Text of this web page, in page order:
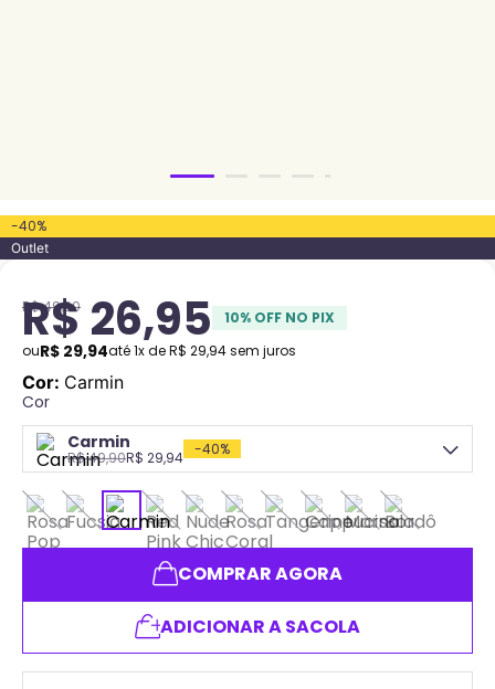
-40%
Outlet
R$49,90
R$26,95 10% OFF NO PIX
ouR$ 29,94até1x deR$ 29,94sem juros
Cor: Carmin
Cor
Carmin
R$49,90R$ 29,94 -40%
COMPRAR AGORA
ADICIONAR A SACOLA